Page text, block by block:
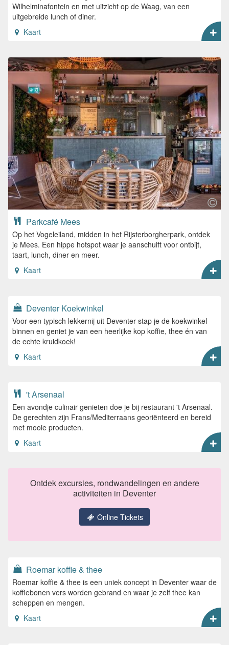
Wilhelminafontein en met uitzicht op de Waag, van een
uitgebreide lunch of diner.
Kaart
Parkcafé Mees
Op het Vogeleiland, midden in het Rijsterborgherpark, ontdek
je Mees. Een hippe hotspot waar je aanschuift voor ontbijt,
taart, lunch, diner en meer.
Kaart
Deventer Koekwinkel
Voor een typisch lekkernij uit Deventer stap je de koekwinkel
binnen en geniet je van een heerlijke kop koffie, thee én van
de echte kruidkoek!
Kaart
't Arsenaal
Een avondje culinair genieten doe je bij restaurant 't Arsenaal.
De gerechten zijn Frans/Mediterraans georiënteerd en bereid
met mooie producten.
Kaart
Ontdek excursies, rondwandelingen en andere
activiteiten in Deventer
Online Tickets
Roemar koffie & thee
Roemar koffie & thee is een uniek concept in Deventer waar de
koffiebonen vers worden gebrand en waar je zelf thee kan
scheppen en mengen.
Kaart